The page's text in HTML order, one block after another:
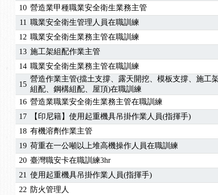
2025/10/30【進修課程】2026年，課程意見蒐集~
2025/08/20【進修課程】SDS格式百百種？專業講師帶您判斷
2025/08/12【中心公告】因應颱風來襲，若遇停班停課消息 補
2025/07/06 【中心公告】颱風假114/07/07停班停課
2025/06/06【進修課程】～～前導課程看這邊推出囉～～
2025/05/29【進修課程】前導課程推出公告！
2025/04/28【進修課程】要怎麼進修自我？課程百百種選擇好
2025/01/21「高壓氣體製造安全主任」、「隧道等襯砌作業主
訓測驗
2025/01/15【線上課程】碳中和核心職能系列課程資訊
2026/07/15 【免費研習】115年製造業危害預防職場安衛法令
2026/07/08【中心公告】因應颱風來襲，若遇停班停課消息 補
2026/05/06【產業人才投資】06/03-06/08堆高機課程，政府出
2026/04/24 【製程安全評估人員】開課囉
2025/11/11 【中心公告】颱風假11/12停班停課
2025/11/10【中心公告】因應颱風來襲，若遇停班停課消息 補
2025/10/30 【進修課程】2026年，課程意見蒐集~
10 營造業甲種職業安全衛生業務主管
11 職業安全衛生管理人員在職訓練
12 職業安全衛生業務主管在職訓練
13 施工架組配作業主管
14 職業安全衛生業務主管在職訓練
15
營造作業主管(擋土支撐、露天開挖、模板支撐、施工
組配、鋼構組配、屋頂)在職訓練
16 營造業職業安全衛生業務主管在職訓練
17
【印尼籍】使用起重機具吊掛作業人員(指揮手)
18 有機溶劑作業主管
19 荷重在一公噸以上堆高機操作人員在職訓練
20 臺灣職安卡在職訓練3hr
21 使用起重機具吊掛作業人員(指揮手)
22 防火管理人